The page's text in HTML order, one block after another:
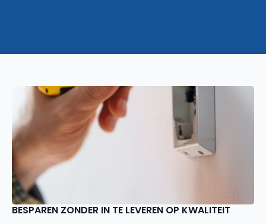
BESPAREN ZONDER IN TE LEVEREN OP KWALITEIT